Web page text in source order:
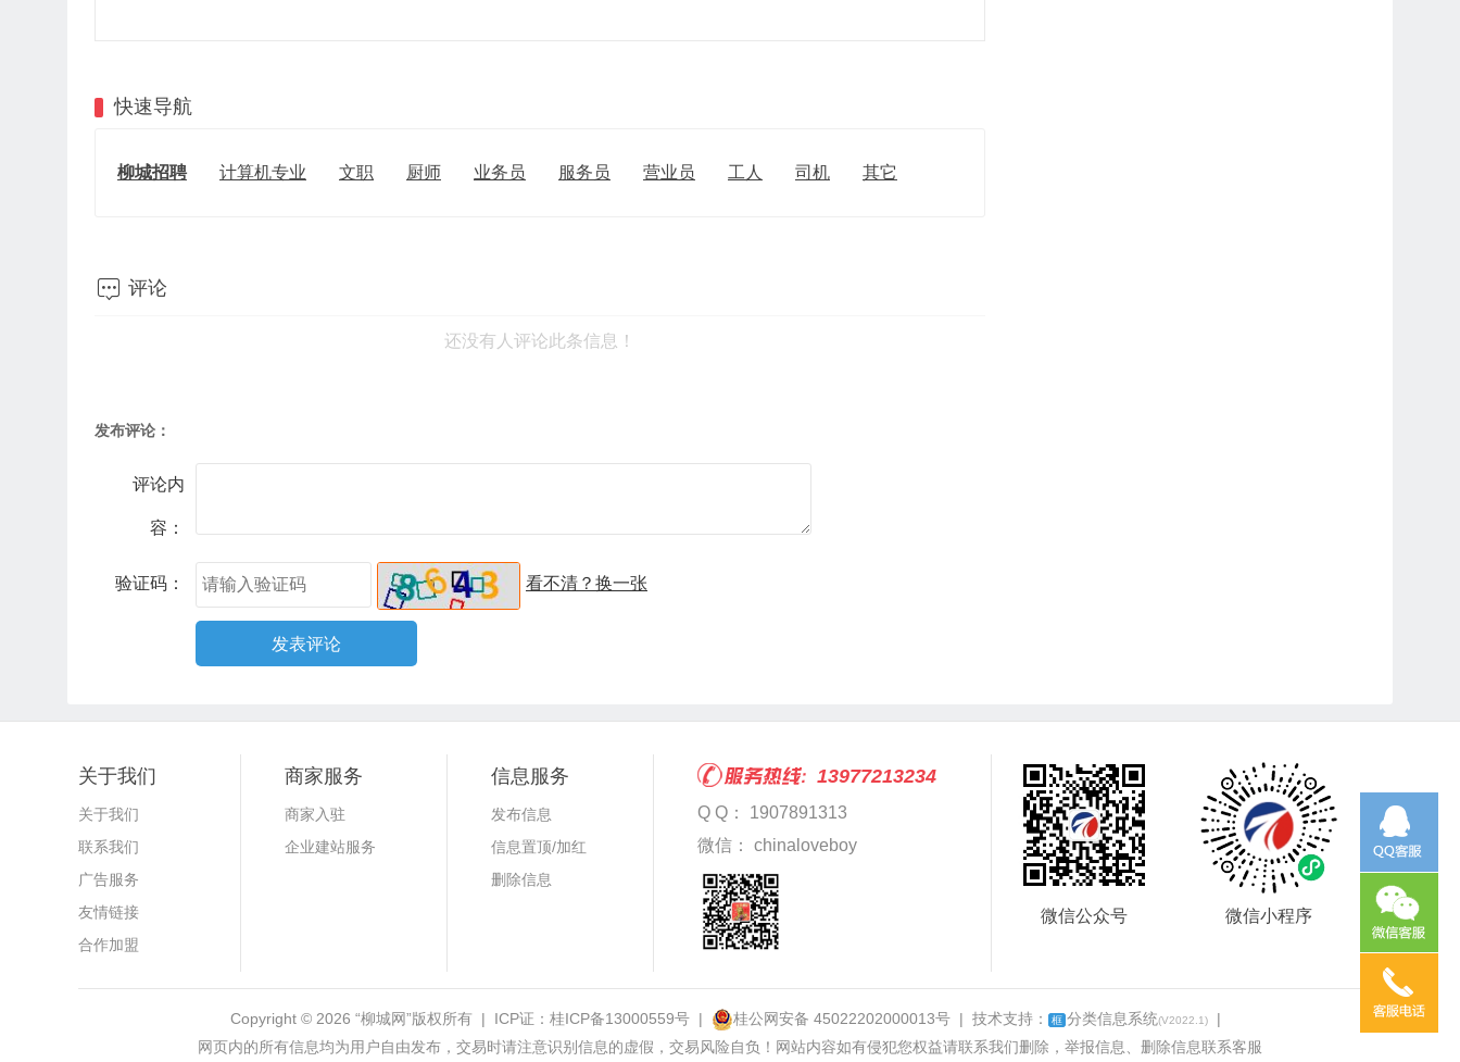
快速导航
柳城招聘 计算机专业 文职 厨师 业务员 服务员 营业员 工人 司机 其它
 评论
还没有人评论此条信息！
发布评论：
评论内
容：
验证码： 看不清？换一张
关于我们
关于我们
联系我们
广告服务
友情链接
合作加盟
商家服务
商家入驻
企业建站服务
信息服务
发布信息
信息置顶/加红
删除信息
13977213234
Q Q： 1907891313
微信： chinaloveboy
微信公众号 微信小程序
Copyright © 2026 “柳城网”版权所有 | ICP证： 桂ICP备13000559号 | 桂公网安备 45022202000013号 | 技术支持： 框 分类信息系统(V2022.1)
|
网页内的所有信息均为用户自由发布，交易时请注意识别信息的虚假，交易风险自负！网站内容如有侵犯您权益请联系我们删除，举报信息、删除信息联系客服